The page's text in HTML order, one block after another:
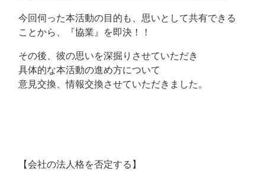
今回伺った本活動の目的も、思いとして共有できる
ことから、『協業』を即決！！
その後、彼の思いを深掘りさせていただき
具体的な本活動の進め方について
意見交換、情報交換させていただきました。
【会社の法人格を否定する】